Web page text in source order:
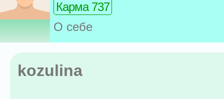
Карма 737
О себе
kozulina